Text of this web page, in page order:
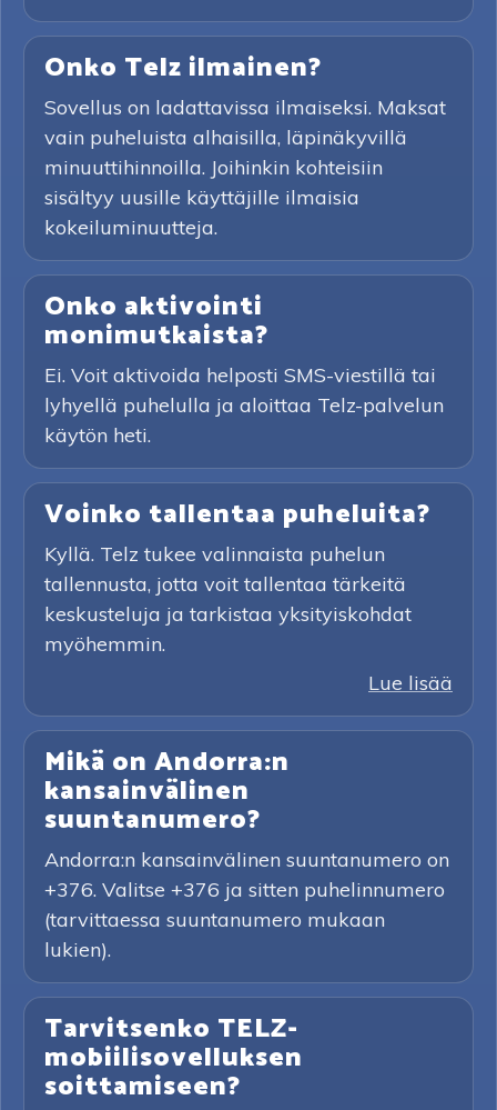
Onko Telz ilmainen?
Sovellus on ladattavissa ilmaiseksi. Maksat
vain puheluista alhaisilla, läpinäkyvillä
minuuttihinnoilla. Joihinkin kohteisiin
sisältyy uusille käyttäjille ilmaisia
kokeiluminuutteja.
Onko aktivointi
monimutkaista?
Ei. Voit aktivoida helposti SMS-viestillä tai
lyhyellä puhelulla ja aloittaa Telz-palvelun
käytön heti.
Voinko tallentaa puheluita?
Kyllä. Telz tukee valinnaista puhelun
tallennusta, jotta voit tallentaa tärkeitä
keskusteluja ja tarkistaa yksityiskohdat
myöhemmin.
Lue lisää
Mikä on Andorra:n
kansainvälinen
suuntanumero?
Andorra:n kansainvälinen suuntanumero on
+376. Valitse +376 ja sitten puhelinnumero
(tarvittaessa suuntanumero mukaan
lukien).
Tarvitsenko TELZ-
mobiilisovelluksen
soittamiseen?